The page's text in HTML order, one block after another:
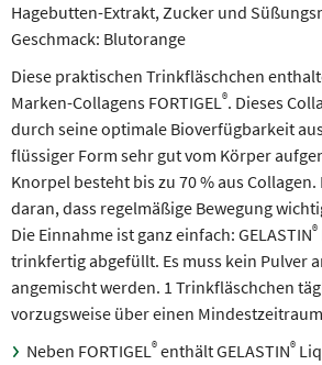
Hagebutten-Extrakt, Zucker und
Geschmack: Blutorange
Diese praktischen Trinkfläschchen
Marken-Collagens FORTIGEL®. Dieses
durch seine optimale Bioverfügbarkeit
flüssiger Form sehr gut vom Körper
Knorpel besteht bis zu 70 % aus
daran, dass regelmäßige Bewegung
Die Einnahme ist ganz einfach: GELASTIN®
trinkfertig abgefüllt. Es muss kein Pulver
angemischt werden. 1 Trinkfläschchen
vorzugsweise über einen
Neben FORTIGEL® enthält GELASTIN®